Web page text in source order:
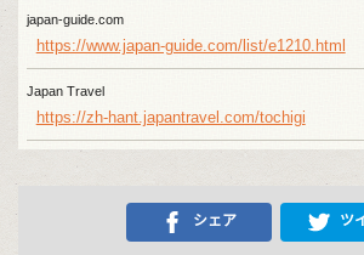
japan-guide.com
https://www.japan-guide.com/list/e1210.html
Japan Travel
https://zh-hant.japantravel.com/tochigi
シェア ツ